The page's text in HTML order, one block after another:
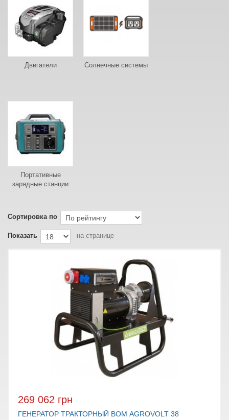
Двигатели Солнечные системы
Портативные
зарядные станции
Сортировка по
Показать на странице
269 062 грн
ГЕНЕРАТОР ТРАКТОРНЫЙ ВОМ AGROVOLT 38